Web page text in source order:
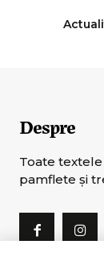
Despre
Toate
pamflete şi